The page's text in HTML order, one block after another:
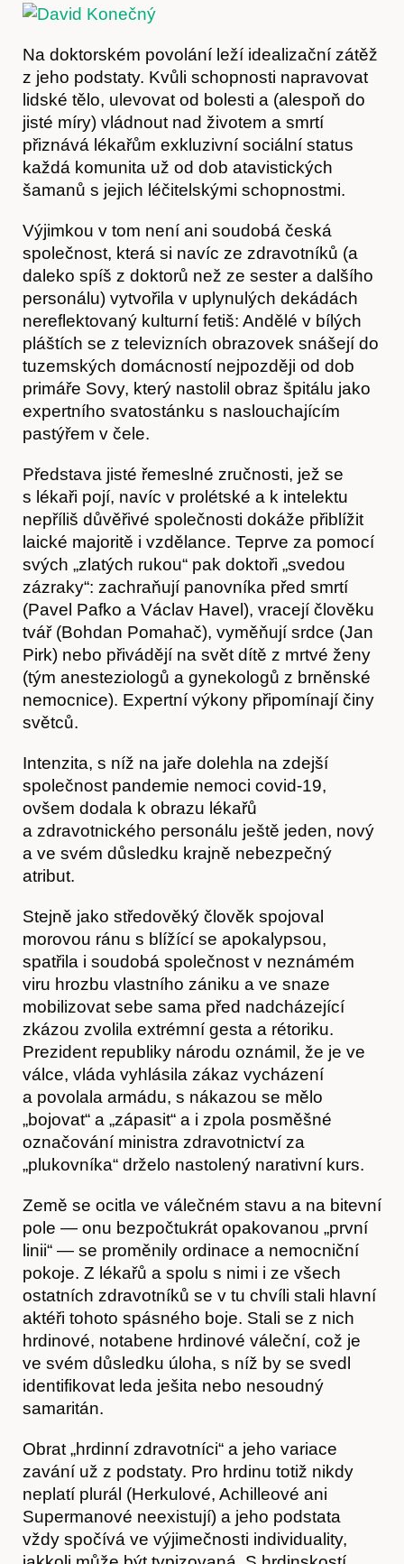
Články
Časopis
Hostcast
Na doktorském povolání leží idealizační zátěž
z jeho podstaty. Kvůli schopnosti napravovat
lidské tělo, ulevovat od bolesti a (alespoň do
jisté míry) vládnout nad životem a smrtí
přiznává lékařům exkluzivní sociální status
každá komunita už od dob atavistických
šamanů s jejich léčitelskými schopnostmi.
Výjimkou v tom není ani soudobá česká
společnost, která si navíc ze zdravotníků (a
daleko spíš z doktorů než ze sester a dalšího
personálu) vytvořila v uplynulých dekádách
nereflektovaný kulturní fetiš: Andělé v bílých
pláštích se z televizních obrazovek snášejí do
tuzemských domácností nejpozději od dob
primáře Sovy, který nastolil obraz špitálu jako
expertního svatostánku s naslouchajícím
pastýřem v čele.
Představa jisté řemeslné zručnosti, jež se
s lékaři pojí, navíc v prolétské a k intelektu
nepříliš důvěřivé společnosti dokáže přiblížit
laické majoritě i vzdělance. Teprve za pomocí
svých „zlatých rukou“ pak doktoři „svedou
zázraky“: zachraňují panovníka před smrtí
(Pavel Pafko a Václav Havel), vracejí člověku
tvář (Bohdan Pomahač), vyměňují srdce (Jan
Pirk) nebo přivádějí na svět dítě z mrtvé ženy
(tým anesteziologů a gynekologů z brněnské
nemocnice). Expertní výkony připomínají činy
světců.
Intenzita, s níž na jaře dolehla na zdejší
společnost pandemie nemoci covid-19,
ovšem dodala k obrazu lékařů
a zdravotnického personálu ještě jeden, nový
a ve svém důsledku krajně nebezpečný
atribut.
Stejně jako středověký člověk spojoval
morovou ránu s blížící se apokalypsou,
spatřila i soudobá společnost v neznámém
viru hrozbu vlastního zániku a ve snaze
mobilizovat sebe sama před nadcházející
zkázou zvolila extrémní gesta a rétoriku.
Prezident republiky národu oznámil, že je ve
válce, vláda vyhlásila zákaz vycházení
a povolala armádu, s nákazou se mělo
„bojovat“ a „zápasit“ a i zpola posměšné
označování ministra zdravotnictví za
„plukovníka“ drželo nastolený narativní kurs.
Země se ocitla ve válečném stavu a na bitevní
pole — onu bezpočtukrát opakovanou „první
linii“ — se proměnily ordinace a nemocniční
pokoje. Z lékařů a spolu s nimi i ze všech
ostatních zdravotníků se v tu chvíli stali hlavní
aktéři tohoto spásného boje. Stali se z nich
hrdinové, notabene hrdinové váleční, což je
ve svém důsledku úloha, s níž by se svedl
identifikovat leda ješita nebo nesoudný
samaritán.
Obrat „hrdinní zdravotníci“ a jeho variace
zavání už z podstaty. Pro hrdinu totiž nikdy
neplatí plurál (Herkulové, Achilleové ani
Supermanové neexistují) a jeho podstata
vždy spočívá ve výjimečnosti individuality,